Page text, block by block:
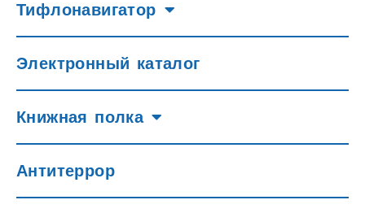
Тифлонавигатор
Электронный каталог
Книжная полка
Антитеррор